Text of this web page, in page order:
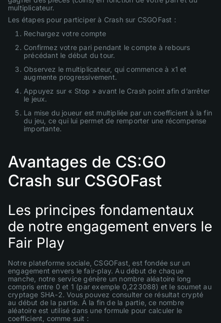
multiplicateur.
Les étapes pour participer à Crash sur CSGOFast :
Rechargez votre compte
Confirmez votre pari pendant le compte à rebours
précédant le début du tour.
Observez le multiplicateur, qui commence à x1 et
augmente progressivement.
Appuyez sur « Stop » avant le Crash point afin d’arrêter
le jeux.
La mise du joueur est multipliée par un coefficient à la fin
du jeu, ce qui lui permet de remporter une récompense
importante.
Avantages de CS:GO
Crash sur CSGOFast
Les principes fondamentaux
de notre engagement envers le
Fair Play
Notre plateforme sociale, CSGOFast, est fondée sur un
engagement envers le fair-play. Au début de chaque
manche, notre service génère un nombre aléatoire long
compris entre 0 et 1 (par exemple 0,223088) et le soumet au
cryptage SHA-2. Vous pouvez consulter ce résultat crypté
au début de la partie. À la fin de la partie, ce nombre
aléatoire est utilisé dans une formule pour calculer le
coefficient, comme suit :